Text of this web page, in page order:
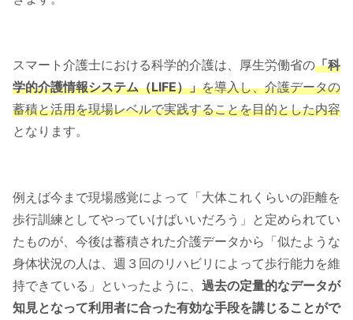
スマート介護士における科学的介護は、厚生労働省の「科
学的介護情報システム（LIFE）」を導入し、介護データの
蓄積と活用を現場レベルで実践することを目的とした内容
となります。
例えば今まで現場感覚によって「大体これくらいの距離を
歩行訓練としてやっていけばいいだろう」と定められてい
たものが、今後は蓄積された介護データから「似たような
身体状況の人は、週３回のリハビリによって歩行能力を維
持できている」といったように、 過去の定量的なデータが
知見となって利用者に合った有効な手段を講じることがで